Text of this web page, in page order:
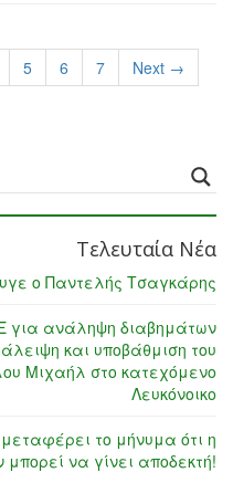
5 6 7
Next →
Τελευταία Νέα
ο Παντελής Τσαγκάρης
για ανάληψη διαβημάτων
και υποβάθμιση του
Μιχαήλ στο κατεχόμενο
Λευκόνοικο
το μήνυμα ότι η
μπορεί να γίνει αποδεκτή!